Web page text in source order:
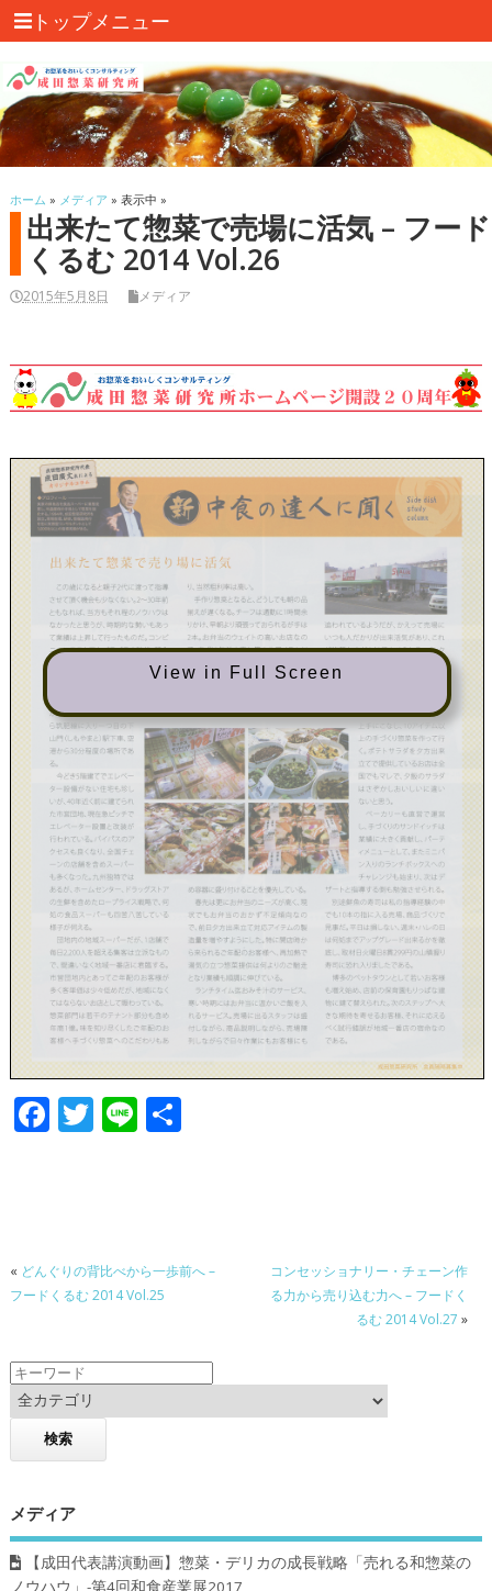
トップメニュー
ホーム » メディア » 表示中 »
出来たて惣菜で売場に活気 – フード
くるむ 2014 Vol.26
2015年5月8日 メディア
View in Full Screen
F
o
o
T Li 共
« どんぐりの背比べから一歩前へ –
フードくるむ 2014 Vol.25
コンセッショナリー・チェーン作
る力から売り込む力へ – フードく
るむ 2014 Vol.27 »
メディア
【成田代表講演動画】惣菜・デリカの成長戦略「売れる和惣菜の
ノウハウ」-第4回和食産業展2017